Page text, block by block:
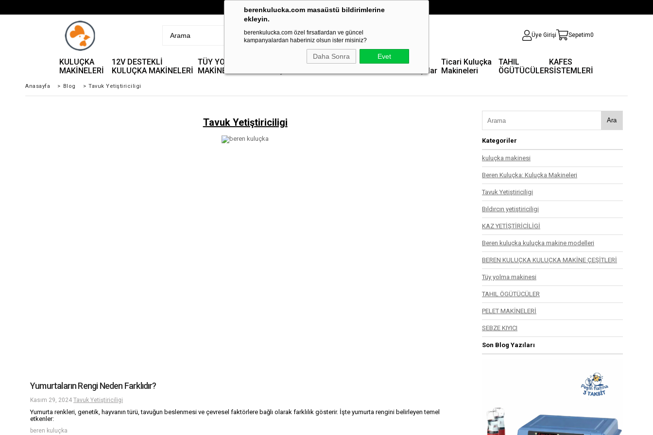
berenkulucka.com masaüstü bildirimlerine
ekleyin.
berenkulucka.com özel fırsatlardan ve güncel
kampanyalardan haberiniz olsun ister misiniz?
Daha Sonra Evet
Üye Girişi Sepetim0
KULUÇKA
MAKİNELERİ
12V DESTEKLİ
KULUÇKA MAKİNELERİ
TÜY YOLMA
MAKİNELERİ
Paslanmaz Çelik
Yem Pelet
Kümes
Yedek
Parçalar
Ticari Kuluçka
Makineleri
TAHIL
ÖGÜTÜCÜLER
KAFES
SİSTEMLERİ
Anasayfa > Blog > Tavuk Yetiştiriciligi
Tavuk Yetiştiriciligi
Yumurtaların Rengi Neden Farklıdır?
Kasım 29, 2024 Tavuk Yetiştiriciligi
Yumurta renkleri, genetik, hayvanın türü, tavuğun beslenmesi ve çevresel faktörlere bağlı olarak farklılık gösterir. İşte yumurta rengini belirleyen temel
etkenler:
beren kuluçka
Ara
Kategoriler
kuluçka makinesi
Beren Kuluçka: Kuluçka Makineleri
Tavuk Yetiştiriciligi
Bıldırcın yetiştiriciligi
KAZ YETİŞTİRİCİLİGİ
Beren kuluçka kuluçka makine modelleri
BEREN KULUÇKA KULUÇKA MAKİNE ÇEŞİTLERİ
Tüy yolma makinesi
TAHIL ÖGÜTÜCÜLER
PELET MAKİNELERİ
SEBZE KIYICI
Son Blog Yazıları